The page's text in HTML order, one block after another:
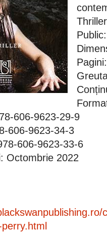
Thriller
606-9623-29-9
606-9623-34-3
606-9623-33-6
Octombrie